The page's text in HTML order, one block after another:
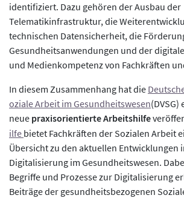
identifiziert. Dazu gehören der Ausbau der
Telematikinfrastruktur, die
technischen Datensicherheit, die
Gesundheitsanwendungen und der
und Medienkompetenz von Fachkräften
In diesem Zusammenhang hat die
oziale Arbeit im Gesundheitswesen(DVSG)
neue praxisorientierte Arbeitshilfe
ilfe bietet Fachkräften der Sozialen Arbeit
Übersicht zu den aktuellen Entwicklungen
Digitalisierung im Gesundheitswesen.
Begriffe und Prozesse zur Digitalisierung
Beiträge der gesundheitsbezogenen